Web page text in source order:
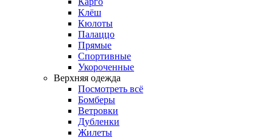
Клёш
Кюлоты
Палаццо
Прямые
Спортивные
Укороченные
Верхняя одежда
Посмотреть всё
Бомберы
Ветровки
Дубленки
Жилеты